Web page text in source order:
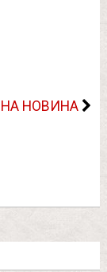
НОВИНА